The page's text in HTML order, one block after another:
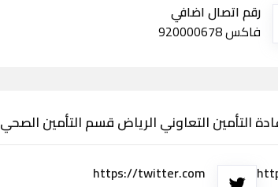
رقم اتصال اضافي
فاكس 920000678
التأمين التعاوني الرياض قسم التأمين الصحي
https://twitter.com